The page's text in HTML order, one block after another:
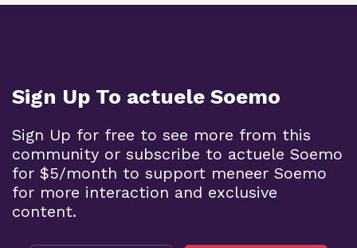
Sign Up To actuele Soemo
Sign Up for free to see more from this
community or subscribe to actuele Soemo
for $5/month to support meneer Soemo
for more interaction and exclusive
content.